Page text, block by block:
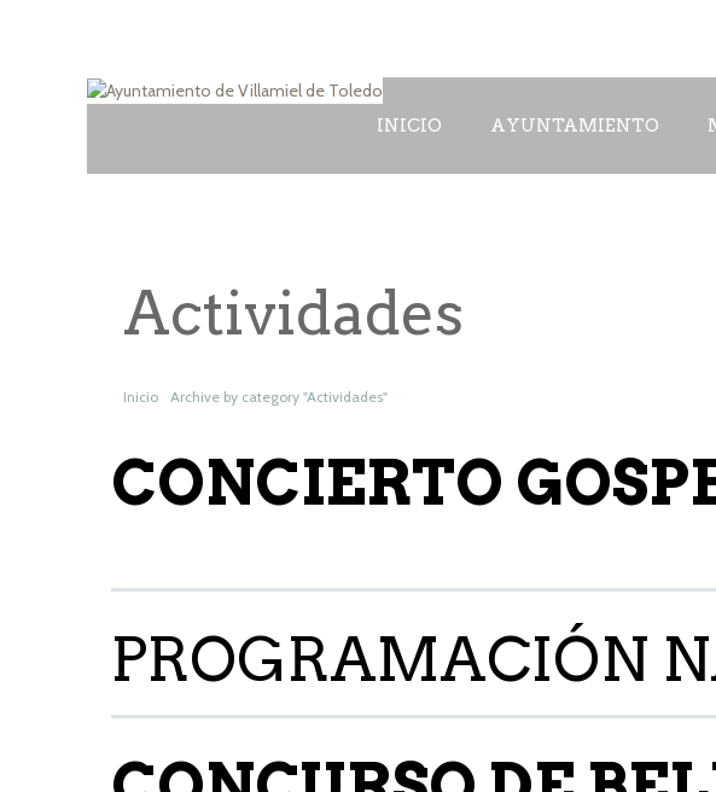
INICIO AYUNTAMIENTO
Actividades
Inicio Archive by category "Actividades"
CONCIERTO
PROGRAMACIÓN